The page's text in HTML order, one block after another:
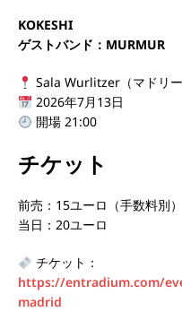
KOKESHI
ゲストバンド：MURMUR
Sala Wurlitzer（マドリー
2026年7月13日
開場 21:00
チケット
前売：15ユーロ（手数料別）
当日：20ユーロ
チケット：
https://entradium.com/
madrid